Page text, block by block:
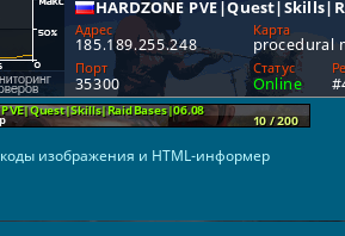
коды изображения и HTML-информер